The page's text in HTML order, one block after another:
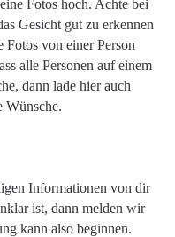
Fotos hoch. Achte bei
Gesicht gut zu erkennen
Fotos von einer Person
alle Personen auf einem
dann lade hier auch
Wünsche.
Informationen von dir
ist, dann melden wir
kann also beginnen.